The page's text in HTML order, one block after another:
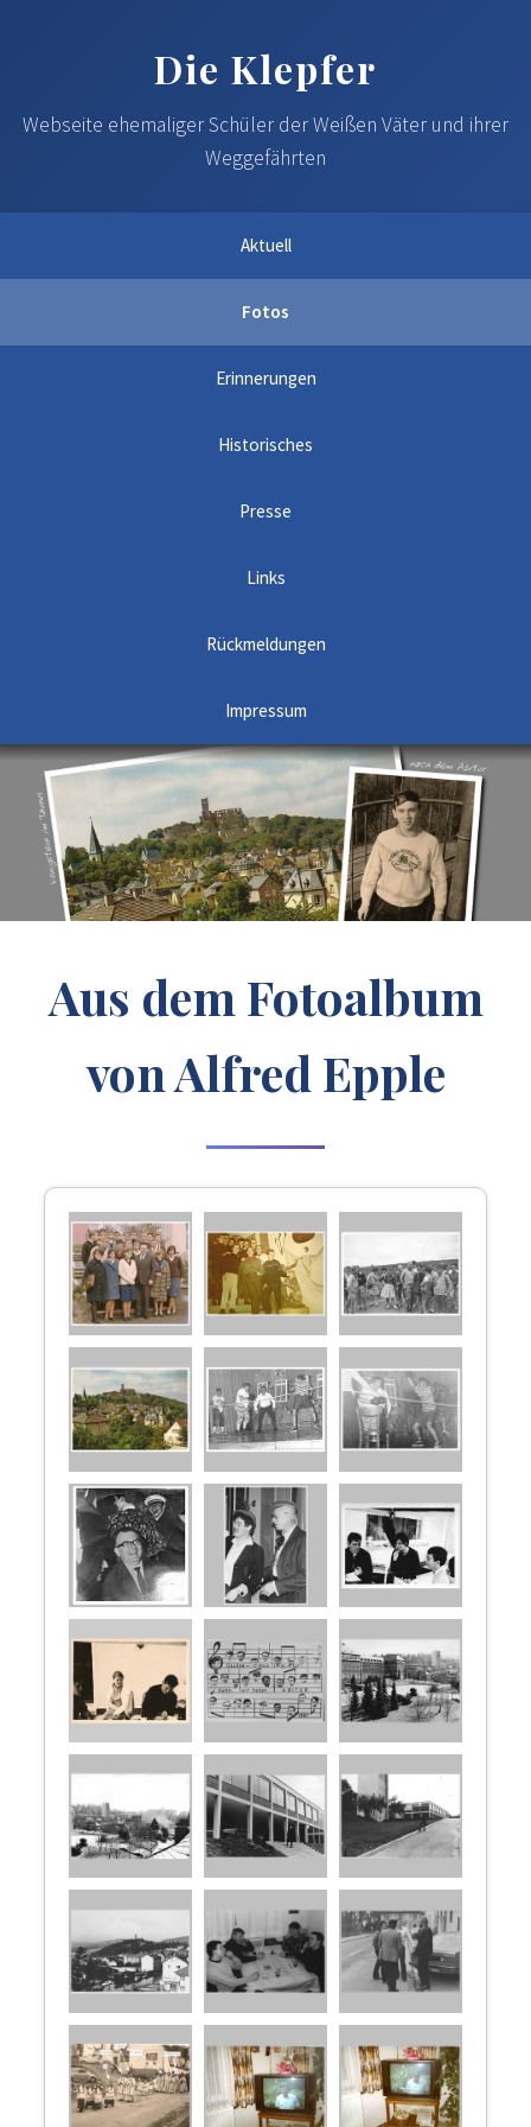
Die Klepfer
Webseite ehemaliger Schüler der Weißen Väter und ihrer
Weggefährten
Aktuell
Fotos
Erinnerungen
Historisches
Presse
Links
Rückmeldungen
Impressum
Aus dem Fotoalbum
von Alfred Epple